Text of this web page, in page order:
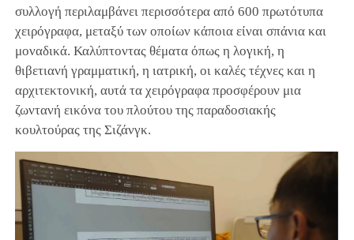
συλλογή περιλαμβάνει περισσότερα από 600 πρωτότυπα
χειρόγραφα, μεταξύ των οποίων κάποια είναι σπάνια και
μοναδικά. Καλύπτοντας θέματα όπως η λογική, η
θιβετιανή γραμματική, η ιατρική, οι καλές τέχνες και η
αρχιτεκτονική, αυτά τα χειρόγραφα προσφέρουν μια
ζωντανή εικόνα του πλούτου της παραδοσιακής
κουλτούρας της Σιζάνγκ.